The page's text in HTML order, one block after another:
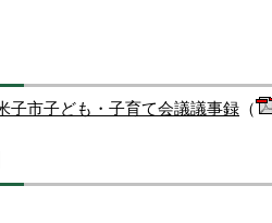
子市子ども・子育て会議議事録 （